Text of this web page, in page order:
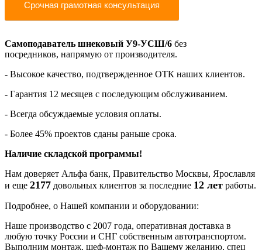
Срочная грамотная консультация
Самоподаватель шнековый У9-УСШ/6 без
посредников, напрямую от производителя.
- Высокое качество, подтвержденное ОТК наших клиентов.
- Гарантия 12 месяцев с последующим обслуживанием.
- Всегда обсуждаемые условия оплаты.
- Более 45% проектов сданы раньше срока.
Наличие складской программы!
Нам доверяет Альфа банк, Правительство Москвы, Ярославля
и еще 2177 довольных клиентов за последние 12 лет работы.
Подробнее, о Нашей компании и оборудовании:
Наше производство с 2007 года, оперативная доставка в
любую точку России и СНГ собственным автотранспортом.
Выполним монтаж, шеф-монтаж по Вашему желанию, спец